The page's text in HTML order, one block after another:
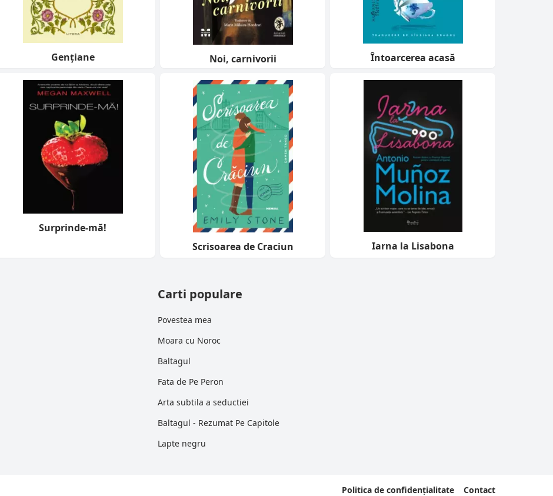
Gențiane
Noi, carnivorii Întoarcerea acasă
Surprinde-mă!
Scrisoarea de Craciun
Iarna la Lisabona
Carti populare
Povestea mea
Moara cu Noroc
Baltagul
Fata de Pe Peron
Arta subtila a seductiei
Baltagul - Rezumat Pe Capitole
Lapte negru
Politica de confidențialitate Contact